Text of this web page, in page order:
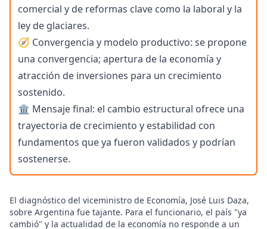
comercial y de reformas clave como la laboral y la
ley de glaciares.
🧭 Convergencia y modelo productivo: se propone
una convergencia; apertura de la economía y
atracción de inversiones para un crecimiento
sostenido.
🏛️ Mensaje final: el cambio estructural ofrece una
trayectoria de crecimiento y estabilidad con
fundamentos que ya fueron validados y podrían
sostenerse.
El diagnóstico del viceministro de Economía, José Luis Daza,
sobre Argentina fue tajante. Para el funcionario, el país "ya
cambió" y la actualidad de la economía no responde a un